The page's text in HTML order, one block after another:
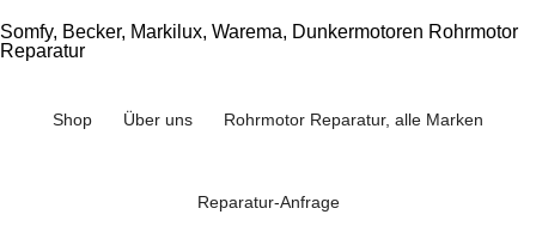
Somfy, Becker, Markilux, Warema, Dunkermotoren Rohrmotor
Reparatur
Shop Über uns Rohrmotor Reparatur, alle Marken
Reparatur-Anfrage